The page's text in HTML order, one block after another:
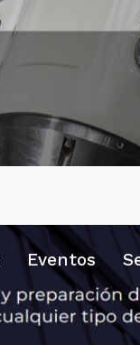
Eventos